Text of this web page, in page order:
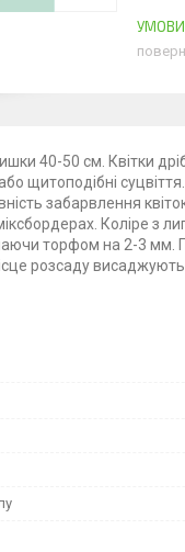
40-50 см. Квітки
щитоподібні
забарвлення
Коліре з
торфом на 2-3 мм.
розсаду